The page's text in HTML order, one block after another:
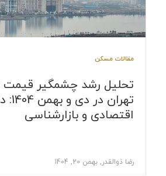
مقالات مسکن
تحلیل رشد چشمگیر قیمت
تهران در دی و
اقتصادی و بازارشناسی
رضا ذوالقدر, بهمن 20, 1404